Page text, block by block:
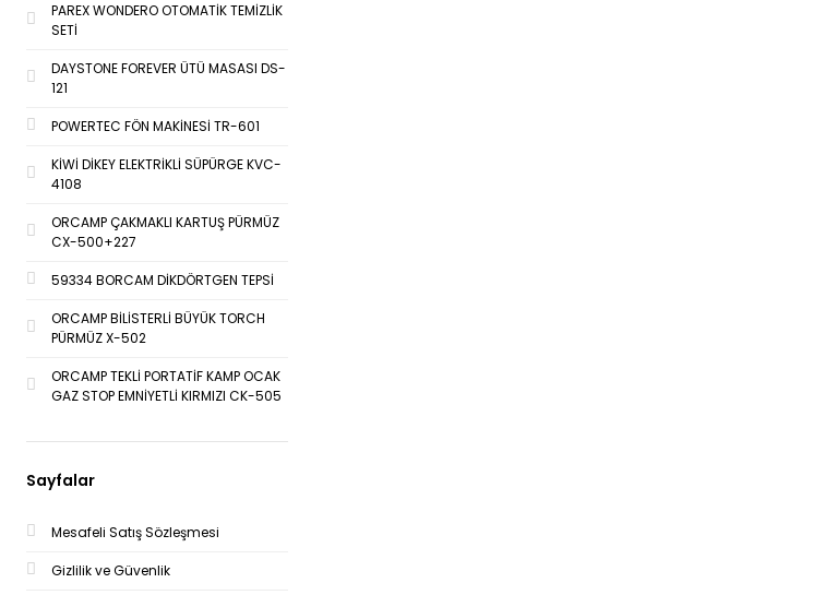
PAREX WONDERO OTOMATİK TEMİZLİK
SETİ
DAYSTONE FOREVER ÜTÜ MASASI DS-
121
POWERTEC FÖN MAKİNESİ TR-601
KİWİ DİKEY ELEKTRİKLİ SÜPÜRGE KVC-
4108
ORCAMP ÇAKMAKLI KARTUŞ PÜRMÜZ
CX-500+227
59334 BORCAM DİKDÖRTGEN TEPSİ
ORCAMP BİLİSTERLİ BÜYÜK TORCH
PÜRMÜZ X-502
ORCAMP TEKLİ PORTATİF KAMP OCAK
GAZ STOP EMNİYETLİ KIRMIZI CK-505
Sayfalar
Mesafeli Satış Sözleşmesi
Gizlilik ve Güvenlik